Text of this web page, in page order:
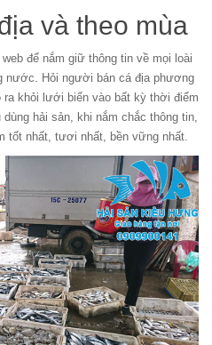
và theo mùa
để nắm giữ thông tin về mọi loài
nước. Hỏi người bán cá địa phương
khỏi lưới biển vào bất kỳ thời điểm
hải sản, khi nắm chắc thông tin,
tốt nhất, tươi nhất, bền vững nhất.